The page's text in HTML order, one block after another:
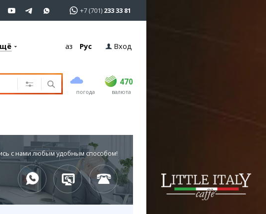
+7 (701) 233 33 81
Қаз Рус Вход
погода
470
USD 469 470
EUR валюта
с нами любым удобным способом!